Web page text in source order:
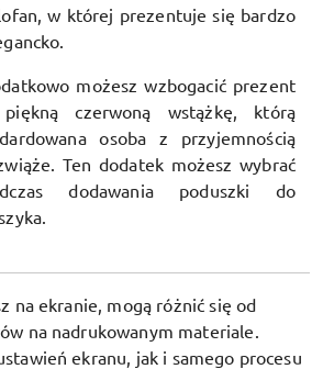
w której prezentuje się bardzo
możesz wzbogacić prezent
czerwoną wstążkę, którą
osoba z przyjemnością
Ten dodatek możesz wybrać
dodawania poduszki do
na ekranie, mogą różnić się od
na nadrukowanym materiale.
ekranu, jak i samego procesu